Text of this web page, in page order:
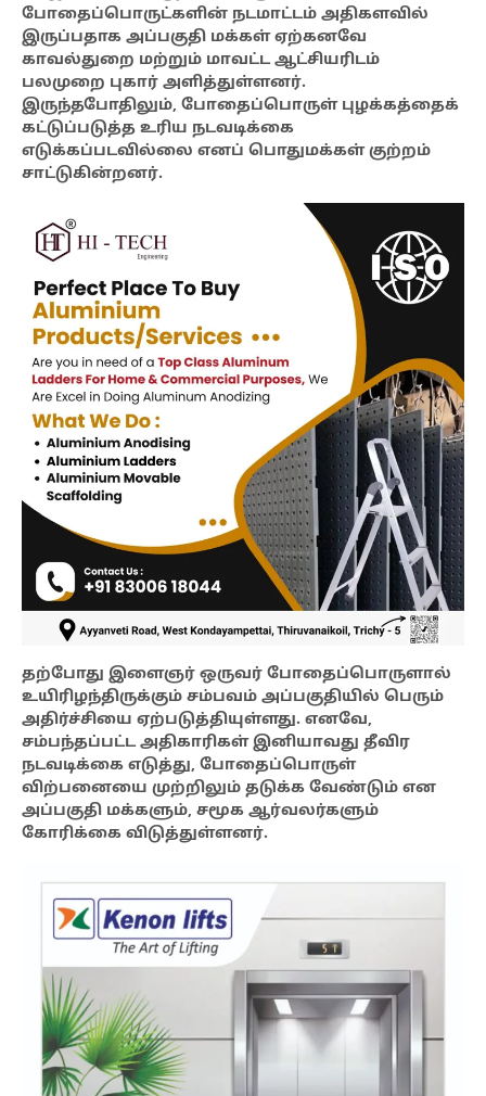
போதைப்பொருட்களின் நடமாட்டம் அதிகளவில்
இருப்பதாக அப்பகுதி மக்கள் ஏற்கனவே
காவல்துறை மற்றும் மாவட்ட ஆட்சியரிடம்
பலமுறை புகார் அளித்துள்ளனர்.
இருந்தபோதிலும், போதைப்பொருள் புழக்கத்தைக்
கட்டுப்படுத்த உரிய நடவடிக்கை
எடுக்கப்படவில்லை எனப் பொதுமக்கள் குற்றம்
சாட்டுகின்றனர்.
தற்போது இளைஞர் ஒருவர் போதைப்பொருளால்
உயிரிழந்திருக்கும் சம்பவம் அப்பகுதியில் பெரும்
அதிர்ச்சியை ஏற்படுத்தியுள்ளது. எனவே,
சம்பந்தப்பட்ட அதிகாரிகள் இனியாவது தீவிர
நடவடிக்கை எடுத்து, போதைப்பொருள்
விற்பனையை முற்றிலும் தடுக்க வேண்டும் என
அப்பகுதி மக்களும், சமூக ஆர்வலர்களும்
கோரிக்கை விடுத்துள்ளனர்.